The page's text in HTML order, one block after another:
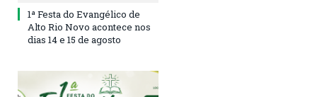
1ª Festa do Evangélico de
Alto Rio Novo acontece nos
dias 14 e 15 de agosto